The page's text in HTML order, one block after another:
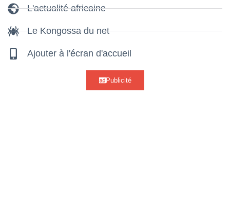
L'actualité africaine
Le Kongossa du net
Ajouter à l'écran d'accueil
Publicité